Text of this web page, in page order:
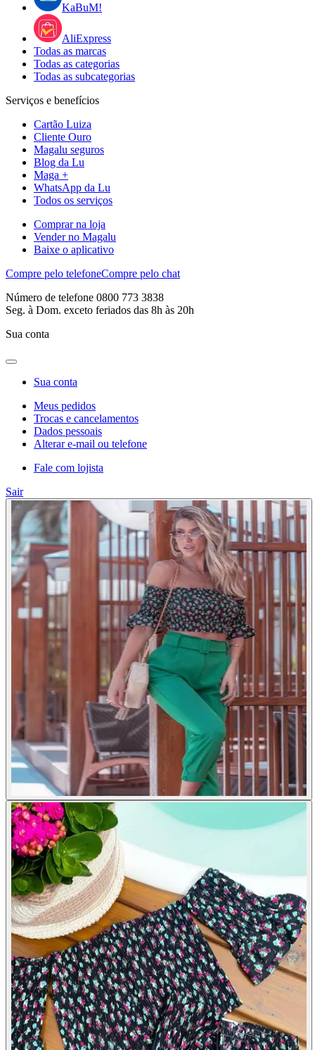
KaBuM!
AliExpress
Todas as marcas
Todas as categorias
Todas as subcategorias
Serviços e benefícios
Cartão Luiza
Cliente Ouro
Magalu seguros
Blog da Lu
Maga +
WhatsApp da Lu
Todos os serviços
Comprar na loja
Vender no Magalu
Baixe o aplicativo
Compre pelo telefoneCompre pelo chat
Número de telefone 0800 773 3838
Seg. à Dom. exceto feriados das 8h às 20h
Sua conta
Sua conta
Meus pedidos
Trocas e cancelamentos
Dados pessoais
Alterar e-mail ou telefone
Fale com lojista
Sair